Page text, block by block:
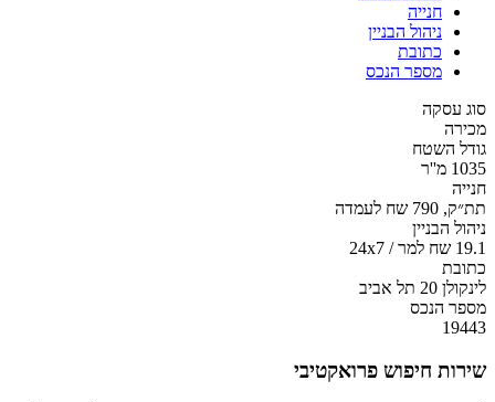
חנייה
ניהול הבניין
כתובת
מספר הנכס
סוג עסקה
מכירה
גודל השטח
1035 מ''ר
חנייה
תת״ק, 790 שח לעמדה
ניהול הבניין
19.1 שח למר / 24x7
כתובת
לינקולן 20 תל אביב
מספר הנכס
19443
שירות חיפוש פרואקטיבי